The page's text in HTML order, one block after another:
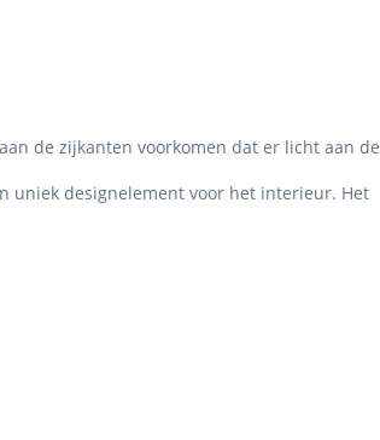
de zijkanten voorkomen dat er licht aan de
uniek designelement voor het interieur. Het